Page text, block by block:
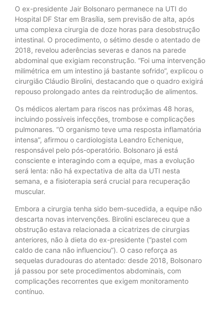
O ex-presidente Jair Bolsonaro permanece na UTI do
Hospital DF Star em Brasília, sem previsão de alta, após
uma complexa cirurgia de doze horas para desobstrução
intestinal. O procedimento, o sétimo desde o atentado de
2018, revelou aderências severas e danos na parede
abdominal que exigiam reconstrução. “Foi uma intervenção
milimétrica em um intestino já bastante sofrido”, explicou o
cirurgião Cláudio Birolini, destacando que o quadro exigirá
repouso prolongado antes da reintrodução de alimentos.
Os médicos alertam para riscos nas próximas 48 horas,
incluindo possíveis infecções, trombose e complicações
pulmonares. “O organismo teve uma resposta inflamatória
intensa”, afirmou o cardiologista Leandro Echenique,
responsável pelo pós-operatório. Bolsonaro já está
consciente e interagindo com a equipe, mas a evolução
será lenta: não há expectativa de alta da UTI nesta
semana, e a fisioterapia será crucial para recuperação
muscular.
Embora a cirurgia tenha sido bem-sucedida, a equipe não
descarta novas intervenções. Birolini esclareceu que a
obstrução estava relacionada a cicatrizes de cirurgias
anteriores, não à dieta do ex-presidente (“pastel com
caldo de cana não influenciou”). O caso reforça as
sequelas duradouras do atentado: desde 2018, Bolsonaro
já passou por sete procedimentos abdominais, com
complicações recorrentes que exigem monitoramento
contínuo.